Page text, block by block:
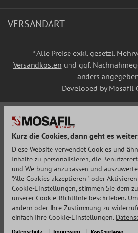
VERSANDART
* Alle Preise exkl. gesetzl.
Versandkosten und ggf.
anders
Developed by Mosafil
Kurz die Cookies, dann geht es
Diese Website verwendet Cookies und
Inhalte zu personalisieren, die
und Werbung anzupassen und
"Alle Cookies akzeptieren " oder
Cookie-Einstellungen, stimmen Sie dem
unserer Cookie-Richtlinie beschrieben.
ändern oder Ihre Zustimmung zu
einfach Ihre Cookie-Einstellungen.
Datenschutz Impressum